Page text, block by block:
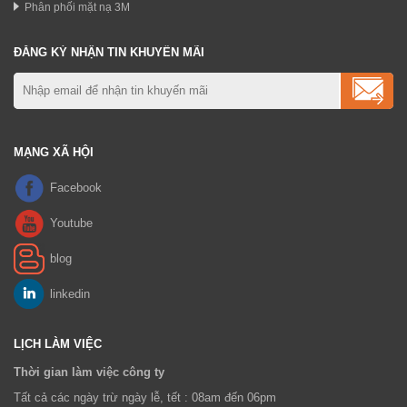
Phân phối mặt nạ 3M
ĐĂNG KÝ NHẬN TIN KHUYẾN MÃI
MẠNG XÃ HỘI
LỊCH LÀM VIỆC
Thời gian làm việc công ty
Tất cả các ngày trừ ngày lễ, tết : 08am đến 06pm